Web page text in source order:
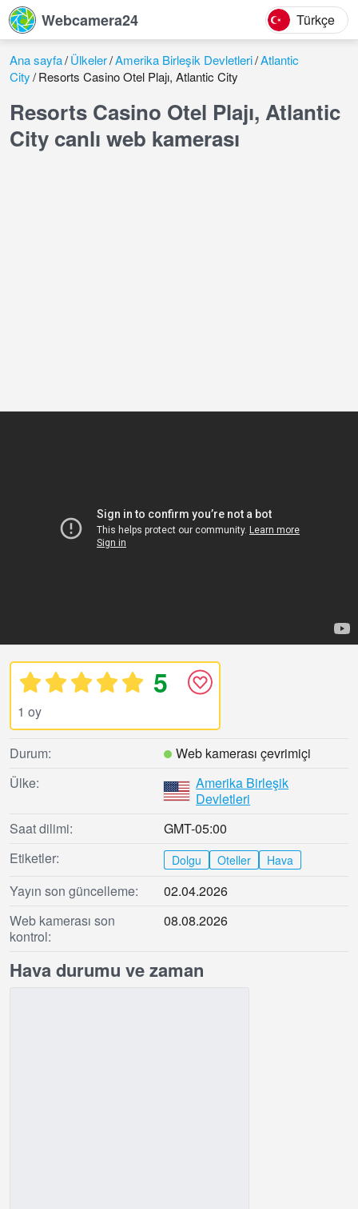
Webcamera24 Türkçe
Ana sayfa Ülkeler Amerika Birleşik Devletleri Atlantic
City Resorts Casino Otel Plajı, Atlantic City
Resorts Casino Otel Plajı, Atlantic
City canlı web kamerası
5
1 oy
Durum:
Web kamerası çevrimiçi
Ülke:
Amerika Birleşik
Devletleri
Saat dilimi:
GMT-05:00
Etiketler:
Dolgu Oteller Hava
Yayın son güncelleme:
02.04.2026
Web kamerası son
kontrol:
08.08.2026
Hava durumu ve zaman